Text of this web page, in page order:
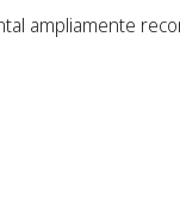
ampliamente